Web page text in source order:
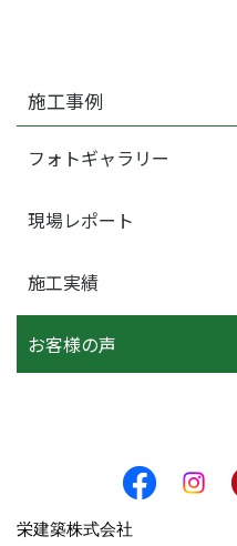
施工事例
フォトギャラリー
現場レポート
施工実績
お客様の声
栄建築株式会社